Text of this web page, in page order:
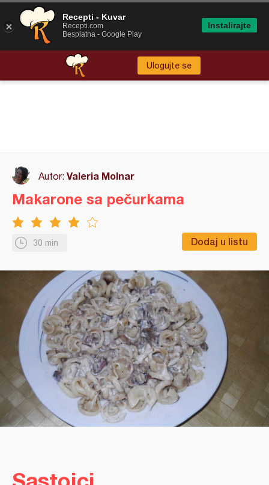
Ulogujte se
Autor: Valeria Molnar
30 min Dodaj u listu
Makarone sa pečurkama
Recepti - Kuvar
Recepti.com
Besplatna - Google Play
Instalirajte